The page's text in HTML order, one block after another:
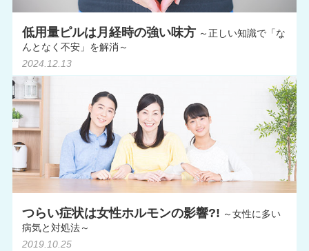
低用量ピルは月経時の強い味方
んとなく不安」を解消～
2024.12.13
つらい症状は女性ホルモンの影響?!
病気と対処法～
2019.10.25